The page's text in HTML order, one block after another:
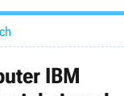
IBM